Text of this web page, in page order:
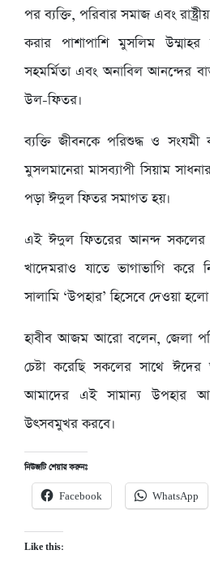
পর ব্যক্তি, পরিবার সমাজ এবং
করার পাশাপাশি মুসলিম উম্মাহর
সহমর্মিতা এবং অনাবিল আনন্দের
উল-ফিতর।
ব্যক্তি জীবনকে পরিশুদ্ধ ও সংযমী
মুসলমানেরা মাসব্যাপী সিয়াম
পড়া ঈদুল ফিতর সমাগত হয়।
এই ঈদুল ফিতরের আনন্দ সকলের
খাদেমরাও যাতে ভাগাভাগি
সালামি ‘উপহার’ হিসেবে দেওয়া
হাবীব আজম আরো বলেন, জেলা
চেষ্টা করেছি সকলের সাথে
আমাদের এই সামান্য উপহার
উৎসবমুখর করবে।
নিউজটি শেয়ার করুনঃ
Facebook WhatsApp
Like this: